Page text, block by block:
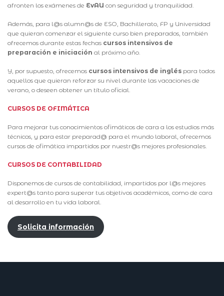
afronten los exámenes de EvAU con seguridad y tranquilidad.
Además, para l@s alumn@s de ESO, Bachillerato, FP y Universidad
que quieran comenzar el siguiente curso bien preparados, también
ofrecemos durante estas fechas cursos intensivos de
preparación e iniciación al próximo año.
Y, por supuesto, ofrecemos cursos intensivos de inglés para todos
aquellos que quieran reforzar su nivel durante las vacaciones de
verano, o deseen obtener un título oficial.
CURSOS DE OFIMÁTICA
Para mejorar tus conocimientos ofimáticos de cara a los estudios más
técnicos, y para estar preparad@ para el mundo laboral, ofrecemos
cursos de ofimática impartidos por nuestr@s mejores profesionales.
CURSOS DE CONTABILIDAD
Disponemos de cursos de contabilidad, impartidos por l@s mejores
expert@s tanto para superar tus objetivos académicos, como de cara
al desarrollo en tu vida laboral.
Solicita información